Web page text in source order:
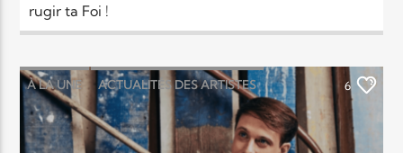
Elyon Rhema
Elyon Hits
rugir ta Foi !
À LA UNE ACTUALITÉS DES ARTISTES
JEU CONCOURS MUSIC NEWS
6